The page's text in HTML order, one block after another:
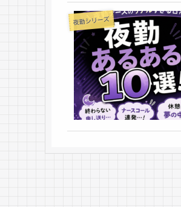
夜勤シリーズ